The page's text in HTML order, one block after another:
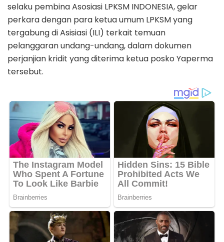
selaku pembina Asosiasi LPKSM INDONESIA, gelar
perkara dengan para ketua umum LPKSM yang
tergabung di Asisiasi (ILI) terkait temuan
pelanggaran undang-undang, dalam dokumen
perjanjian kridit yang diterima ketua posko Yaperma
tersebut.